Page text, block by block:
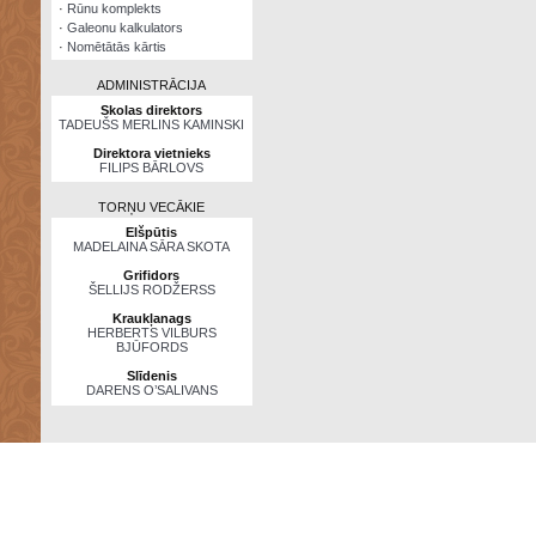
· Rūnu komplekts
· Galeonu kalkulators
· Nomētātās kārtis
ADMINISTRĀCIJA
Skolas direktors
TADEUŠS MERLINS KAMINSKI
Direktora vietnieks
FILIPS BĀRLOVS
TORŅU VECĀKIE
Elšpūtis
MADELAINA SĀRA SKOTA
Grifidors
ŠELLIJS RODŽERSS
Kraukļanags
HERBERTS VILBURS
BJŪFORDS
Slīdenis
DARENS O’SALIVANS